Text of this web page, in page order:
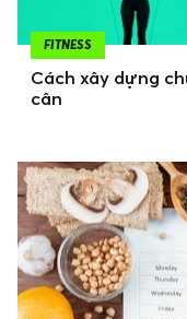
FITNESS
Cách xây dựng
cân